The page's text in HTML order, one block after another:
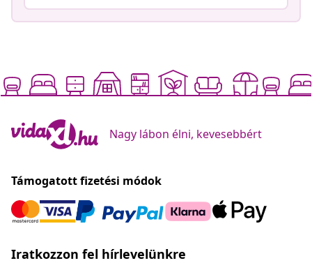
Nagy lábon élni, kevesebbért
Támogatott fizetési módok
Iratkozzon fel hírlevelünkre